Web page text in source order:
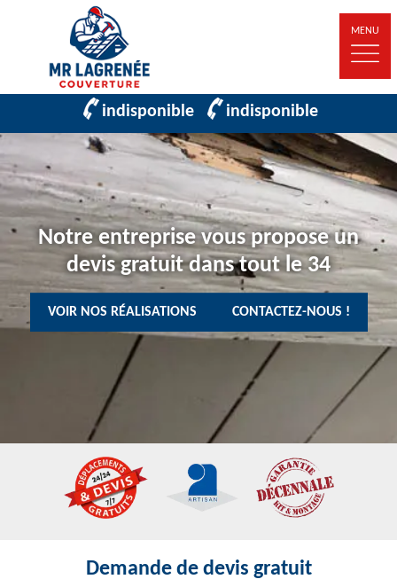
MENU
indisponible indisponible
Notre entreprise vous propose un
devis gratuit dans tout le 34
VOIR NOS RÉALISATIONS CONTACTEZ-NOUS !
Demande de devis gratuit